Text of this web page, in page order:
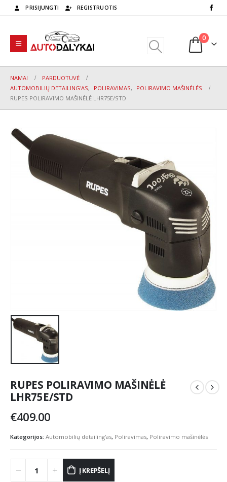
PRISIJUNGTI REGISTRUOTIS
0
NAMAI
PARDUOTUVĖ
AUTOMOBILIŲ DETAILING'AS, POLIRAVIMAS,
POLIRAVIMO MAŠINĖLĖS
RUPES POLIRAVIMO MAŠINĖLĖ LHR75E/STD
RUPES POLIRAVIMO MAŠINĖLĖ
LHR75E/STD
€409.00
Kategorijos: Automobilių detailing'as, Poliravimas, Poliravimo mašinėlės
Į KREPŠELĮ